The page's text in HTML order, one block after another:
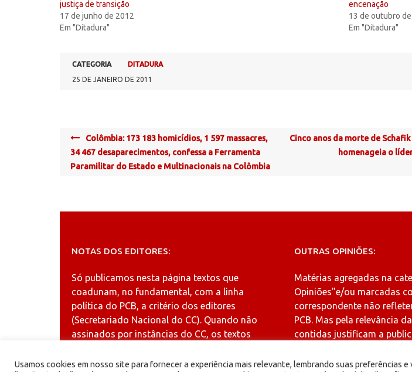
justiça de transição
17 de junho de 2012
Em "Ditadura"
encenação
13 de outubro de
Em "Ditadura"
CATEGORIA
DITADURA
25 DE JANEIRO DE 2011
Post
navigation
Colômbia: 173 183 homicídios, 1 597 massacres,
34 467 desaparecimentos, confessa a Ferramenta
Paramilitar do Estado e Multinacionais na Colômbia
Cinco anos da morte de
homenageia o
NOTAS DOS EDITORES:
Só publicamos nesta página textos que
coadunam, no fundamental, com a linha
política do PCB, a critério dos editores
(Secretariado Nacional do CC). Quando não
assinados por instâncias do CC, os textos
OUTRAS OPINIÕES:
Matérias agregadas na
Opiniões"e/ou marcadas
correspondente não
PCB. Mas pela relevância
contidas justificam a
Usamos cookies em nosso site para fornecer a experiência mais relevante, lembrando suas preferências